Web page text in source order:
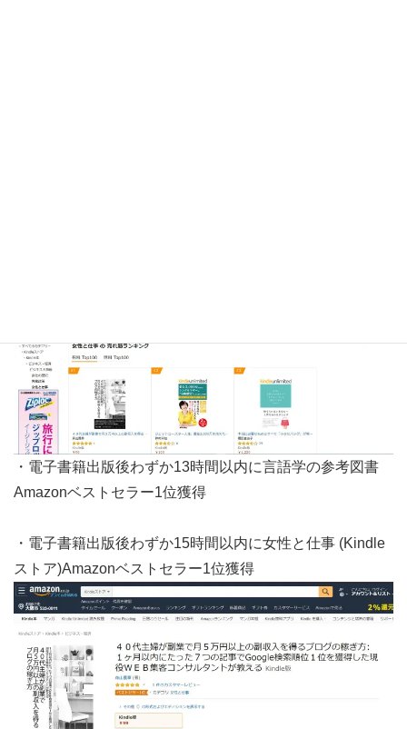
・電子書籍出版後わずか13時間以内に言語学の参考図書
Amazonベストセラー1位獲得
・電子書籍出版後わずか15時間以内に女性と仕事 (Kindle
ストア)Amazonベストセラー1位獲得